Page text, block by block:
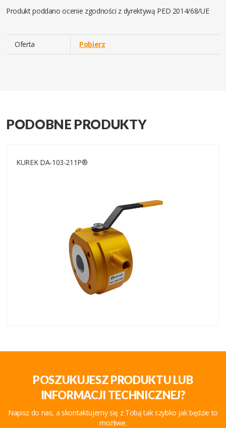
Produkt poddano ocenie zgodności z dyrektywą PED 2014/68/UE
Oferta Pobierz
PODOBNE PRODUKTY
KUREK DA-103-211P®
POSZUKUJESZ PRODUKTU LUB
INFORMACJI TECHNICZNEJ?
Napisz do nas, a skontaktujemy się z Tobą tak szybko jak będzie to
możliwe.